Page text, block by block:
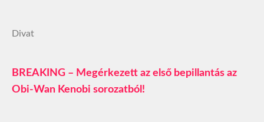
Divat
BREAKING – Megérkezett az első bepillantás az
Obi-Wan Kenobi sorozatból!